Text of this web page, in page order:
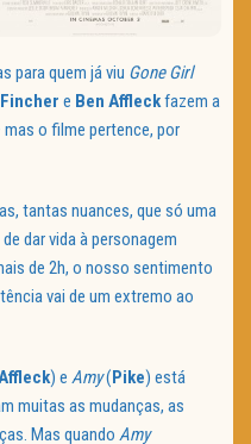
para quem já viu Gone Girl
e Ben Affleckfazem a
o filme pertence, por
tantas nuances, que só uma
dar vida à personagem
de 2h, o nosso sentimento
vai de um extremo ao
) e Amy(Pike) está
muitas as mudanças, as
Mas quando Amy